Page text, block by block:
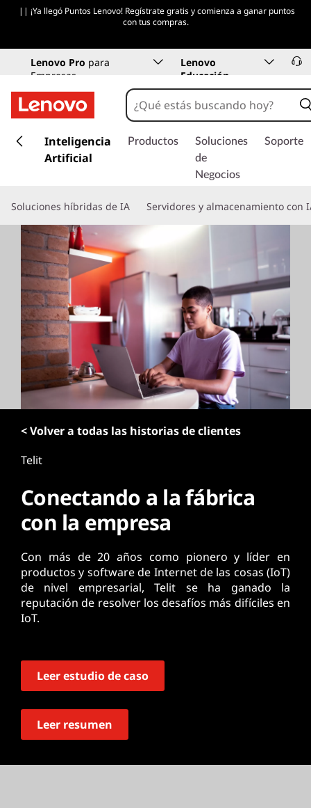
|| ¡Ya llegó Puntos Lenovo! Regístrate gratis y comienza a ganar puntos
con tus compras.
Lenovo Pro para
Empresas
Lenovo
Educación
o
Inteligencia
Artificial
Productos
Soluciones
de
Negocios
Soporte
Soluciones híbridas de IA Servidores y almacenamiento con
< Volver a todas las historias de clientes
Telit
Conectando a la fábrica
con la empresa
Con más de 20 años como pionero y líder en
productos y software de Internet de las cosas (IoT)
de nivel empresarial, Telit se ha ganado la
reputación de resolver los desafíos más difíciles en
IoT.
Leer estudio de caso
Leer resumen